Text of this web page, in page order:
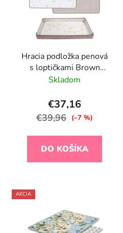
Hracia podložka penová
s loptičkami Brown
Beige
Skladom
€37,16
€39,96 (–7 %)
DO KOŠÍKA
AKCIA